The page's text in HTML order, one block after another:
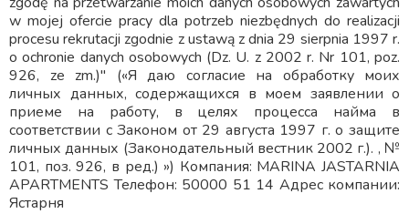
w mojej ofercie pracy dla potrzeb niezbędnych do realizacji
procesu rekrutacji zgodnie z ustawą z dnia 29 sierpnia 1997 r.
o ochronie danych osobowych (Dz. U. z 2002 r. Nr 101, poz.
926, ze zm.)" («Я даю согласие на обработку моих
личных данных, содержащихся в моем заявлении о
приеме на работу, в целях процесса найма в
соответствии с Законом от 29 августа 1997 г. о защите
личных данных (Законодательный вестник 2002 г.). , №
101, поз. 926, в ред.) ») Компания: MARINA JASTARNIA
APARTMENTS Телефон: 50000 51 14 Адрес компании:
Ястарня